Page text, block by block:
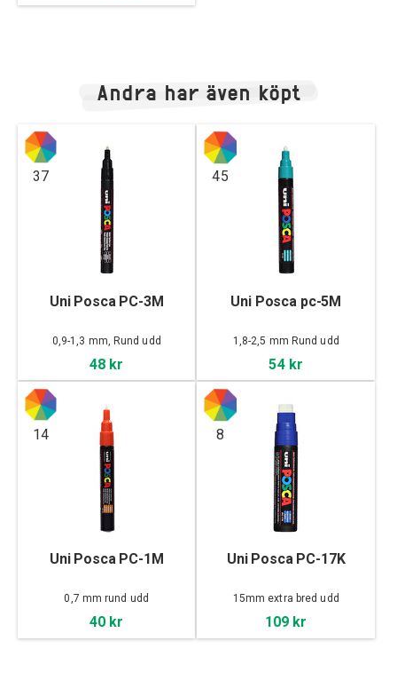
Andra har även köpt
37
Uni Posca PC-3M
0,9-1,3 mm, Rund udd
48 kr
45
Uni Posca pc-5M
1,8-2,5 mm Rund udd
54 kr
14
Uni Posca PC-1M
0,7 mm rund udd
40 kr
8
Uni Posca PC-17K
15mm extra bred udd
109 kr